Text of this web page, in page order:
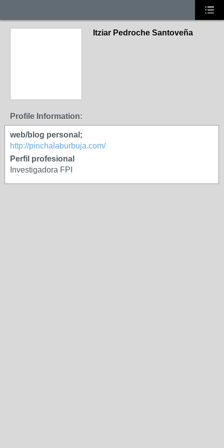
Itziar Pedroche Santoveña
Profile Information:
web/blog personal;
http://pinchalaburbuja.com/
Perfil profesional
Investigadora FPI